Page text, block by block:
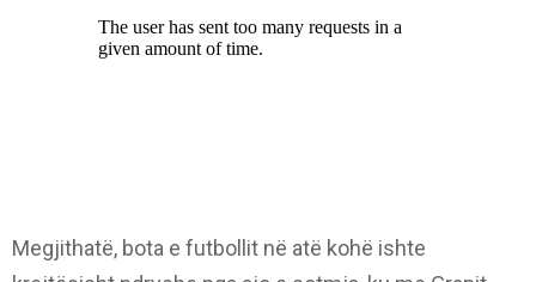
Megjithatë, bota e futbollit në atë kohë ishte